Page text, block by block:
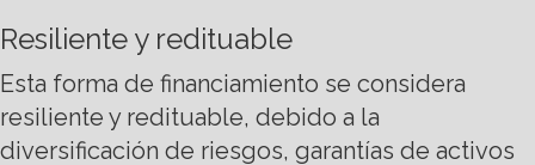
Resiliente y redituable
Esta forma de financiamiento se considera
resiliente y redituable, debido a la
diversificación de riesgos, garantías de activos